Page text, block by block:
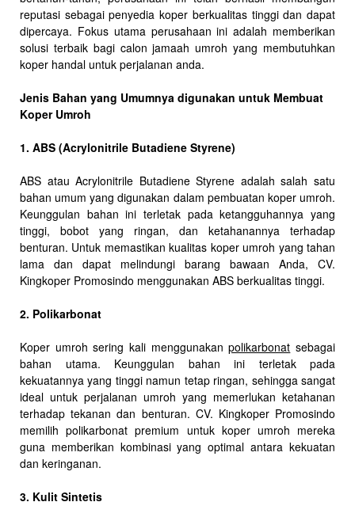
reputasi sebagai penyedia koper berkualitas tinggi dan dapat
dipercaya. Fokus utama perusahaan ini adalah memberikan
solusi terbaik bagi calon jamaah umroh yang membutuhkan
koper handal untuk perjalanan anda.
Jenis Bahan yang Umumnya digunakan untuk Membuat
Koper Umroh
1. ABS (Acrylonitrile Butadiene Styrene)
ABS atau Acrylonitrile Butadiene Styrene adalah salah satu
bahan umum yang digunakan dalam pembuatan koper umroh.
Keunggulan bahan ini terletak pada ketangguhannya yang
tinggi, bobot yang ringan, dan ketahanannya terhadap
benturan. Untuk memastikan kualitas koper umroh yang tahan
lama dan dapat melindungi barang bawaan Anda, CV.
Kingkoper Promosindo menggunakan ABS berkualitas tinggi.
2. Polikarbonat
Koper umroh sering kali menggunakanpolikarbonat sebagai
bahan utama. Keunggulan bahan ini terletak pada
kekuatannya yang tinggi namun tetap ringan, sehingga sangat
ideal untuk perjalanan umroh yang memerlukan ketahanan
terhadap tekanan dan benturan. CV. Kingkoper Promosindo
memilih polikarbonat premium untuk koper umroh mereka
guna memberikan kombinasi yang optimal antara kekuatan
dan keringanan.
3. Kulit Sintetis